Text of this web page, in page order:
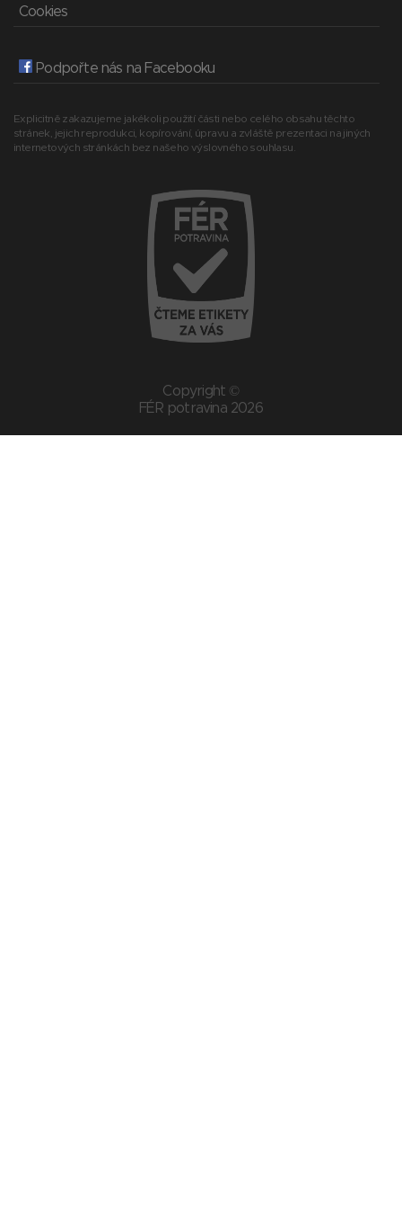
Cookies
Podpořte nás na Facebooku
Explicitně zakazujeme jakékoli použití části nebo celého obsahu těchto
stránek, jejich reprodukci, kopírování, úpravu a zvláště prezentaci na jiných
internetových stránkách bez našeho výslovného souhlasu.
Copyright ©
FÉR potravina 2026